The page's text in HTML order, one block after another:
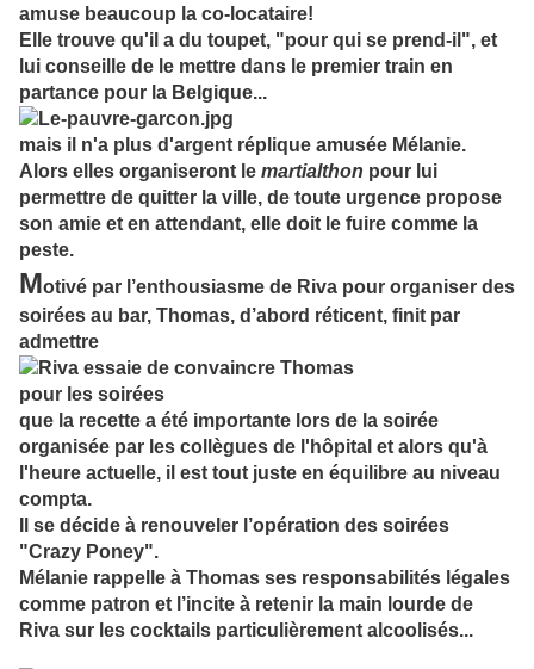
amuse beaucoup la co-locataire!
Elle trouve qu'il a du toupet, "pour qui se prend-il", et
lui conseille de le mettre dans le premier train en
partance pour la Belgique...
mais il n'a plus d'argent réplique amusée Mélanie.
Alors elles organiseront le martialthon pour lui
permettre de quitter la ville, de toute urgence propose
son amie et en attendant, elle doit le fuire comme la
peste.
Motivé par l’enthousiasme de Riva pour organiser des
soirées au bar, Thomas, d’abord réticent, finit par
admettre
que la recette a été importante lors de la soirée
organisée par les collègues de l'hôpital et alors qu'à
l'heure actuelle, il est tout juste en équilibre au niveau
compta.
Il se décide à renouveler l’opération des soirées
"Crazy Poney".
Mélanie rappelle à Thomas ses responsabilités légales
comme patron et l’incite à retenir la main lourde de
Riva sur les cocktails particulièrement alcoolisés...